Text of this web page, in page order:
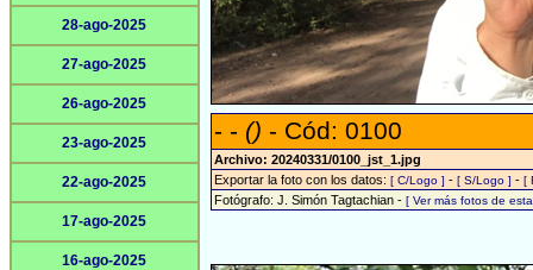
28-ago-2025
27-ago-2025
26-ago-2025
23-ago-2025
22-ago-2025
17-ago-2025
16-ago-2025
- - () - Cód: 0100
Archivo: 20240331/0100_jst_1.jpg
Exportar la foto con los datos: [ C/Logo ] - [ S/Logo ] - [
Fotógrafo: J. Simón Tagtachian - [ Ver más fotos de